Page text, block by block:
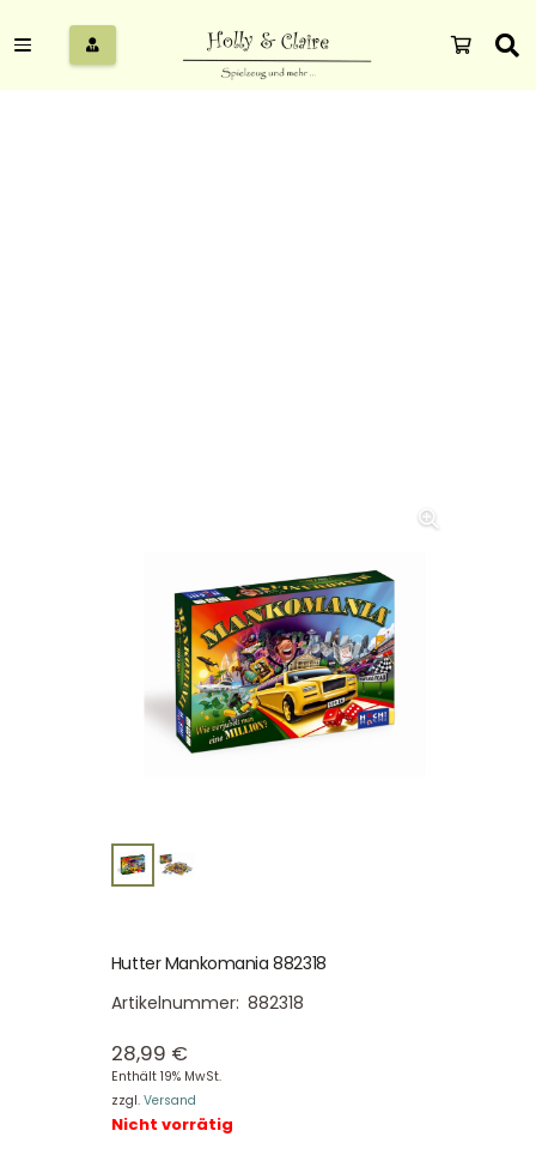
Hutter Mankomania 882318
Artikelnummer: 882318
28,99 €
Enthält 19% MwSt.
zzgl. Versand
Nicht vorrätig